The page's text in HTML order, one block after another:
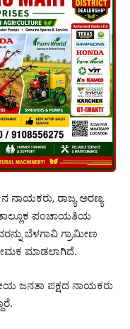
ನಾಯಕರು, ರಾಜ್ಯ ಅರಣ್ಯ
ಪಂಚಾಯತಿಯ
ಬೆಳಗಾವಿ ಗ್ರಾಮೀಣ
ಮಾಡಲಾಗಿದೆ.
ಜನತಾ ಪಕ್ಷದ ನಾಯಕರು